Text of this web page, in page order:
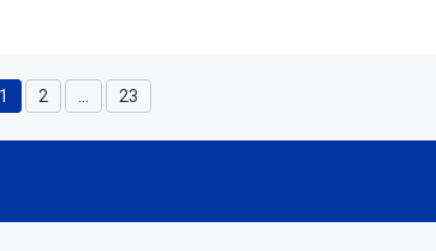
Page
1 Page
2 Page
23